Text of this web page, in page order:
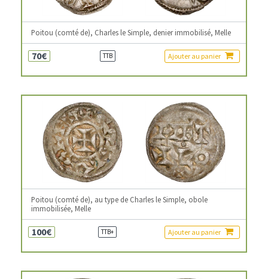
Poitou (comté de), Charles le Simple, denier immobilisé, Melle
70€ TTB Ajouter au panier
Poitou (comté de), au type de Charles le Simple, obole
immobilisée, Melle
100€ TTB+ Ajouter au panier